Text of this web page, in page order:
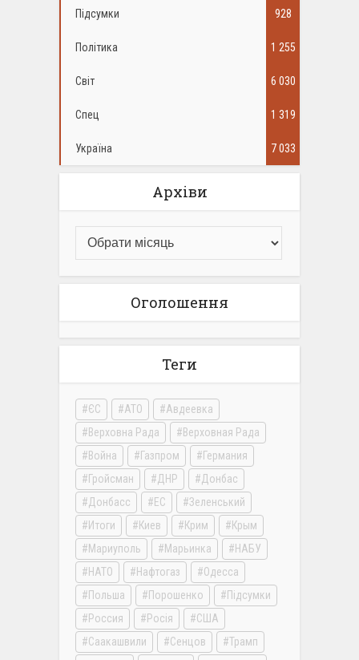
Підсумки 928
Політика 1 255
Світ 6 030
Спец 1 319
Україна 7 033
Архіви
Оголошення
Теги
ЄС АТО
Авдеевка
Верховна Рада
Верховная Рада
Война
Газпром
Германия
Гройсман
ДНР
Донбас
Донбасс
ЕС
Зеленський
Итоги
Киев Крим
Крым
Мариуполь
Марьинка
НАБУ
НАТО
Нафтогаз
Одесса
Польша
Порошенко
Підсумки
Россия
Росія
США
Саакашвили
Сенцов
Трамп